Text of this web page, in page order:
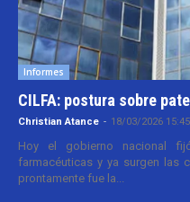
Informes
CILFA: postura sobre
Christian Atance - 18/03/2026 15:45
Hoy el gobierno nacional
farmacéuticas y ya surgen las
prontamente fue la...